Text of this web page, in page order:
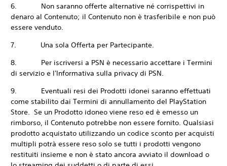
6. Non saranno offerte alternative né corrispettivi in
denaro al Contenuto; il Contenuto non è trasferibile e non può
essere venduto.
7. Una sola Offerta per Partecipante.
8. Per iscriversi a PSN è necessario accettare i Termini
di servizio e l'Informativa sulla privacy di PSN.
9. Eventuali resi dei Prodotti idonei saranno effettuati
come stabilito dai Termini di annullamento del PlayStation
Store. Se un Prodotto idoneo viene reso ed è emesso un
rimborso, il Contenuto potrebbe non essere fornito. Qualsiasi
prodotto acquistato utilizzando un codice sconto per acquisti
multipli potrà essere reso solo se tutti i prodotti vengono
restituiti insieme e non è stato ancora avviato il download o